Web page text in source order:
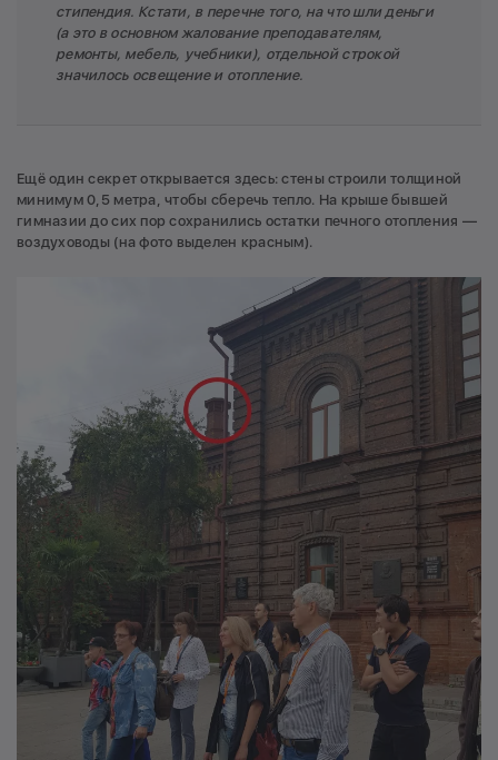
стипендия. Кстати, в перечне того, на что шли деньги
(а это в основном жалование преподавателям,
ремонты, мебель, учебники), отдельной строкой
значилось освещение и отопление.
Ещё один секрет открывается здесь: стены строили толщиной
минимум 0,5 метра, чтобы сберечь тепло. На крыше бывшей
гимназии до сих пор сохранились остатки печного отопления —
воздуховоды (на фото выделен красным).